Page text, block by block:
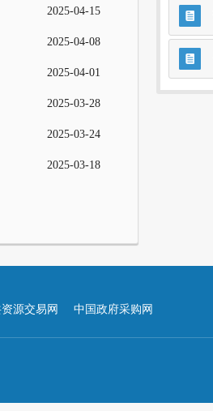
2025-04-15
2025-04-08
2025-04-01
2025-03-28
2025-03-24
2025-03-18
源交易网 中国政府采购网